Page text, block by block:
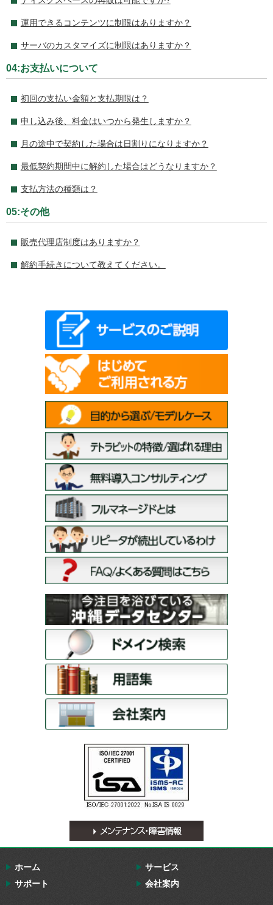
運用できるコンテンツに制限はありますか？
サーバのカスタマイズに制限はありますか？
04:お支払いについて
初回の支払い金額と支払期限は？
申し込み後、料金はいつから発生しますか？
月の途中で契約した場合は日割りになりますか？
最低契約期間中に解約した場合はどうなりますか？
支払方法の種類は？
05:その他
販売代理店制度はありますか？
解約手続きについて教えてください。
ホーム
サービス
サポート
会社案内